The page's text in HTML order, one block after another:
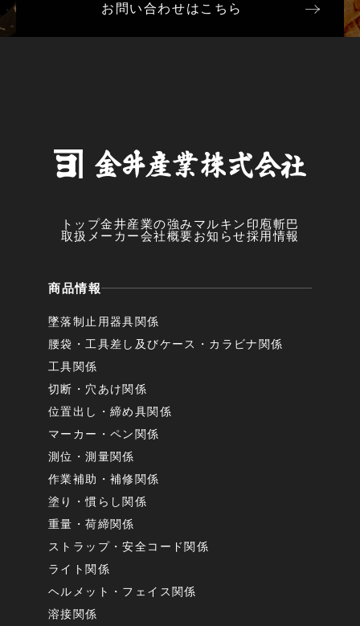
お問い合わせはこちら
トップ金井産業の強み マルキン印 庖斬巴
取扱メーカー会社概要お知らせ採用情報
商品情報
墜落制止用器具関係
腰袋・工具差し及びケース・カラビナ関係
工具関係
切断・穴あけ関係
位置出し・締め具関係
マーカー・ペン関係
測位・測量関係
作業補助・補修関係
塗り・慣らし関係
重量・荷締関係
ストラップ・安全コード関係
ライト関係
ヘルメット・フェイス関係
溶接関係